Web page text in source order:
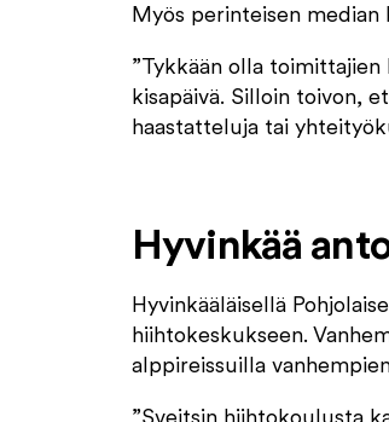
Myös perinteisen
”Tykkään olla toimittajien
kisapäivä. Silloin toivon,
haastatteluja tai
Hyvinkää
Hyvinkääläisellä
hiihtokeskukseen.
alppireissuilla